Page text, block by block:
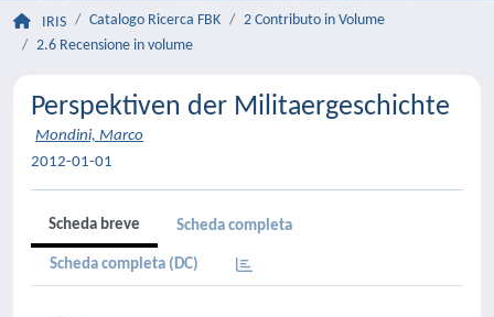
IRIS Catalogo Ricerca FBK
2 Contributo in Volume
2.6 Recensione in volume
Perspektiven der Militaergeschichte
Mondini, Marco
2012-01-01
Scheda breve Scheda completa
Scheda completa (DC)